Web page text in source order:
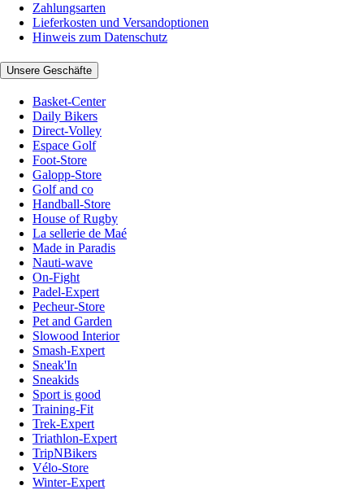
Zahlungsarten
Lieferkosten und Versandoptionen
Hinweis zum Datenschutz
Unsere Geschäfte
Basket-Center
Daily Bikers
Direct-Volley
Espace Golf
Foot-Store
Galopp-Store
Golf and co
Handball-Store
House of Rugby
La sellerie de Maé
Made in Paradis
Nauti-wave
On-Fight
Padel-Expert
Pecheur-Store
Pet and Garden
Slowood Interior
Smash-Expert
Sneak'In
Sneakids
Sport is good
Training-Fit
Trek-Expert
Triathlon-Expert
TripNBikers
Vélo-Store
Winter-Expert